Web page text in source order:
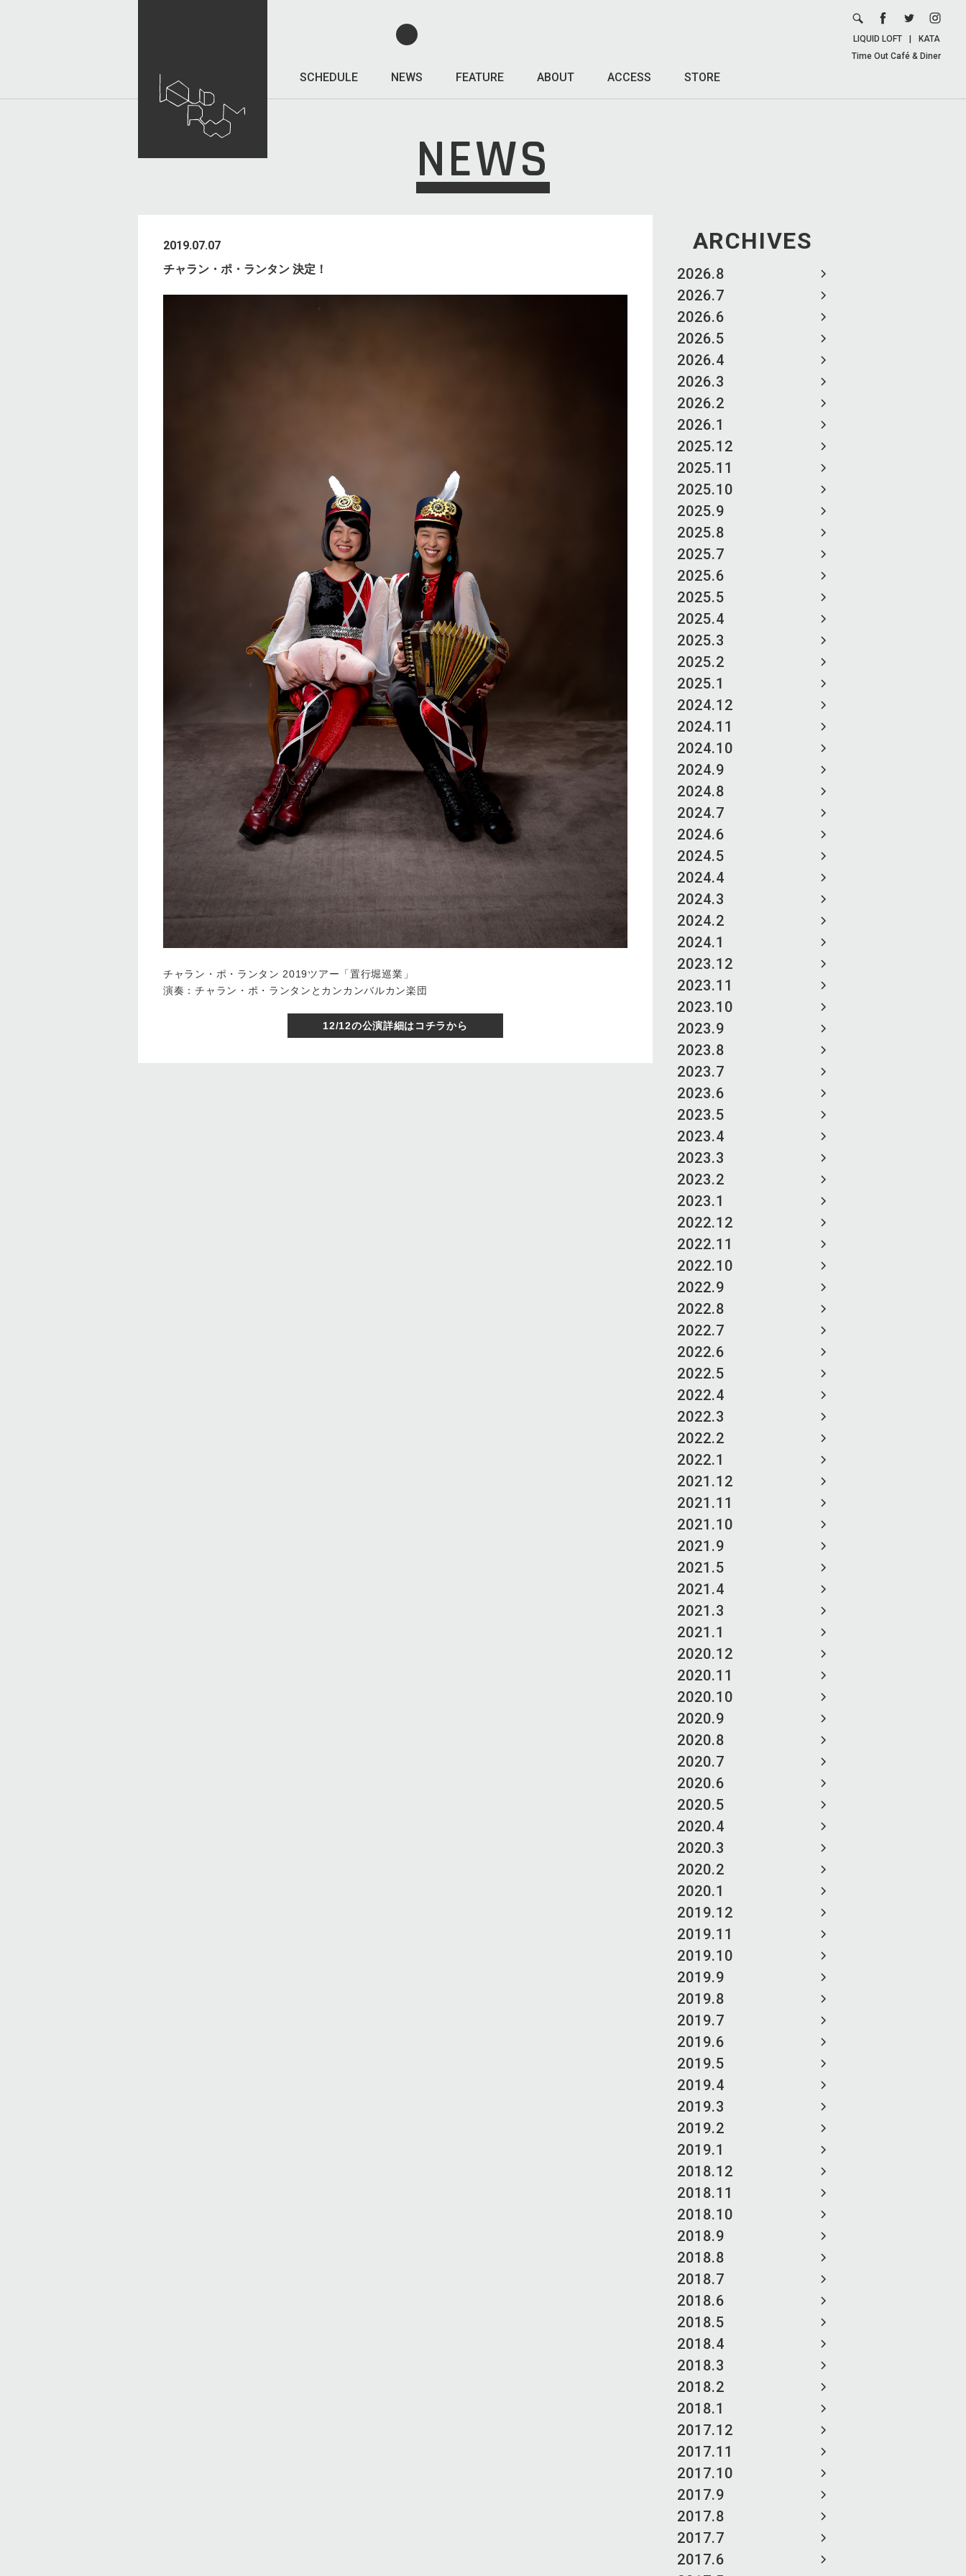
SCHEDULE NEWS FEATURE ABOUT ACCESS STORE
LIQUID LOFT
KATA
Time Out Café & Diner
NEWS
ARCHIVES
2026.8
2026.7
2026.6
2026.5
2026.4
2026.3
2026.2
2026.1
2025.12
2025.11
2025.10
2025.9
2025.8
2025.7
2025.6
2025.5
2025.4
2025.3
2025.2
2025.1
2024.12
2024.11
2024.10
2024.9
2024.8
2024.7
2024.6
2024.5
2024.4
2024.3
2024.2
2024.1
2023.12
2023.11
2023.10
2023.9
2023.8
2023.7
2023.6
2023.5
2023.4
2023.3
2023.2
2023.1
2022.12
2022.11
2022.10
2022.9
2022.8
2022.7
2022.6
2022.5
2022.4
2022.3
2022.2
2022.1
2021.12
2021.11
2021.10
2021.9
2021.5
2021.4
2021.3
2021.1
2020.12
2020.11
2020.10
2020.9
2020.8
2020.7
2020.6
2020.5
2020.4
2020.3
2020.2
2020.1
2019.12
2019.11
2019.10
2019.9
2019.8
2019.7
2019.6
2019.5
2019.4
2019.3
2019.2
2019.1
2018.12
2018.11
2018.10
2018.9
2018.8
2018.7
2018.6
2018.5
2018.4
2018.3
2018.2
2018.1
2017.12
2017.11
2017.10
2017.9
2017.8
2017.7
2017.6
2019.07.07
チャラン・ポ・ランタン 決定！
チャラン・ポ・ランタン 2019ツアー「置⾏堀巡業」
演奏：チャラン・ポ・ランタンとカンカンバルカン楽団
12/12の公演詳細はコチラから